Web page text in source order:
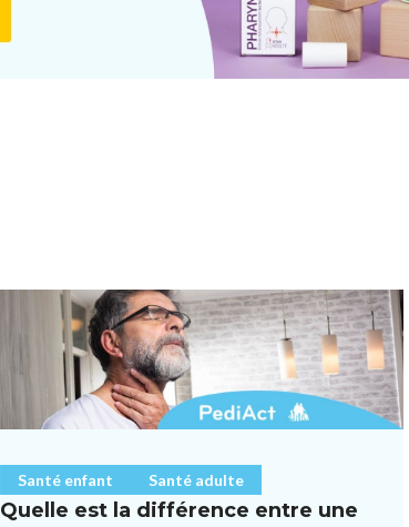
Santé enfant Santé adulte
Quelle est la différence entre une